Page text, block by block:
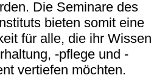
Die Seminare des
bieten somit eine
für alle, die ihr Wissen
-pflege und -
vertiefen möchten.